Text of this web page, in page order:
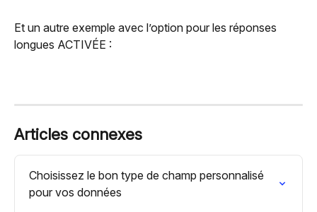
Et un autre exemple avec l’option pour les réponses
longues ACTIVÉE :
Articles connexes
Choisissez le bon type de champ personnalisé
pour vos données